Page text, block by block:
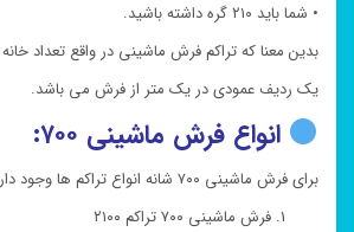
• شما باید ۲۱۰ گره داشته باشید.
بدین معنا که تراکم فرش ماشینی در واقع تعداد
یک ردیف عمودی در یک متر از فرش می باشد.
انواع فرش ماشینی ۷۰۰:
برای فرش ماشینی ۷۰۰ شانه انواع تراکم ها وجود دارد که عبارتند از:
فرش ماشینی ۷۰۰ تراکم ۲۱۰۰